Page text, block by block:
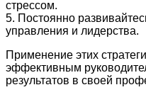
стрессом.
5. Постоянно
управления и лидерства.
Применение этих
эффективным
результатов в своей